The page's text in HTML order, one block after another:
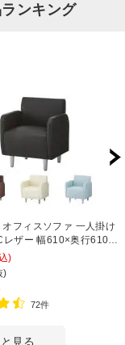
ンキング
オフィスソファ 一人掛け
レザー 幅610×奥行610×
ベルセア
)
)
72件
見る